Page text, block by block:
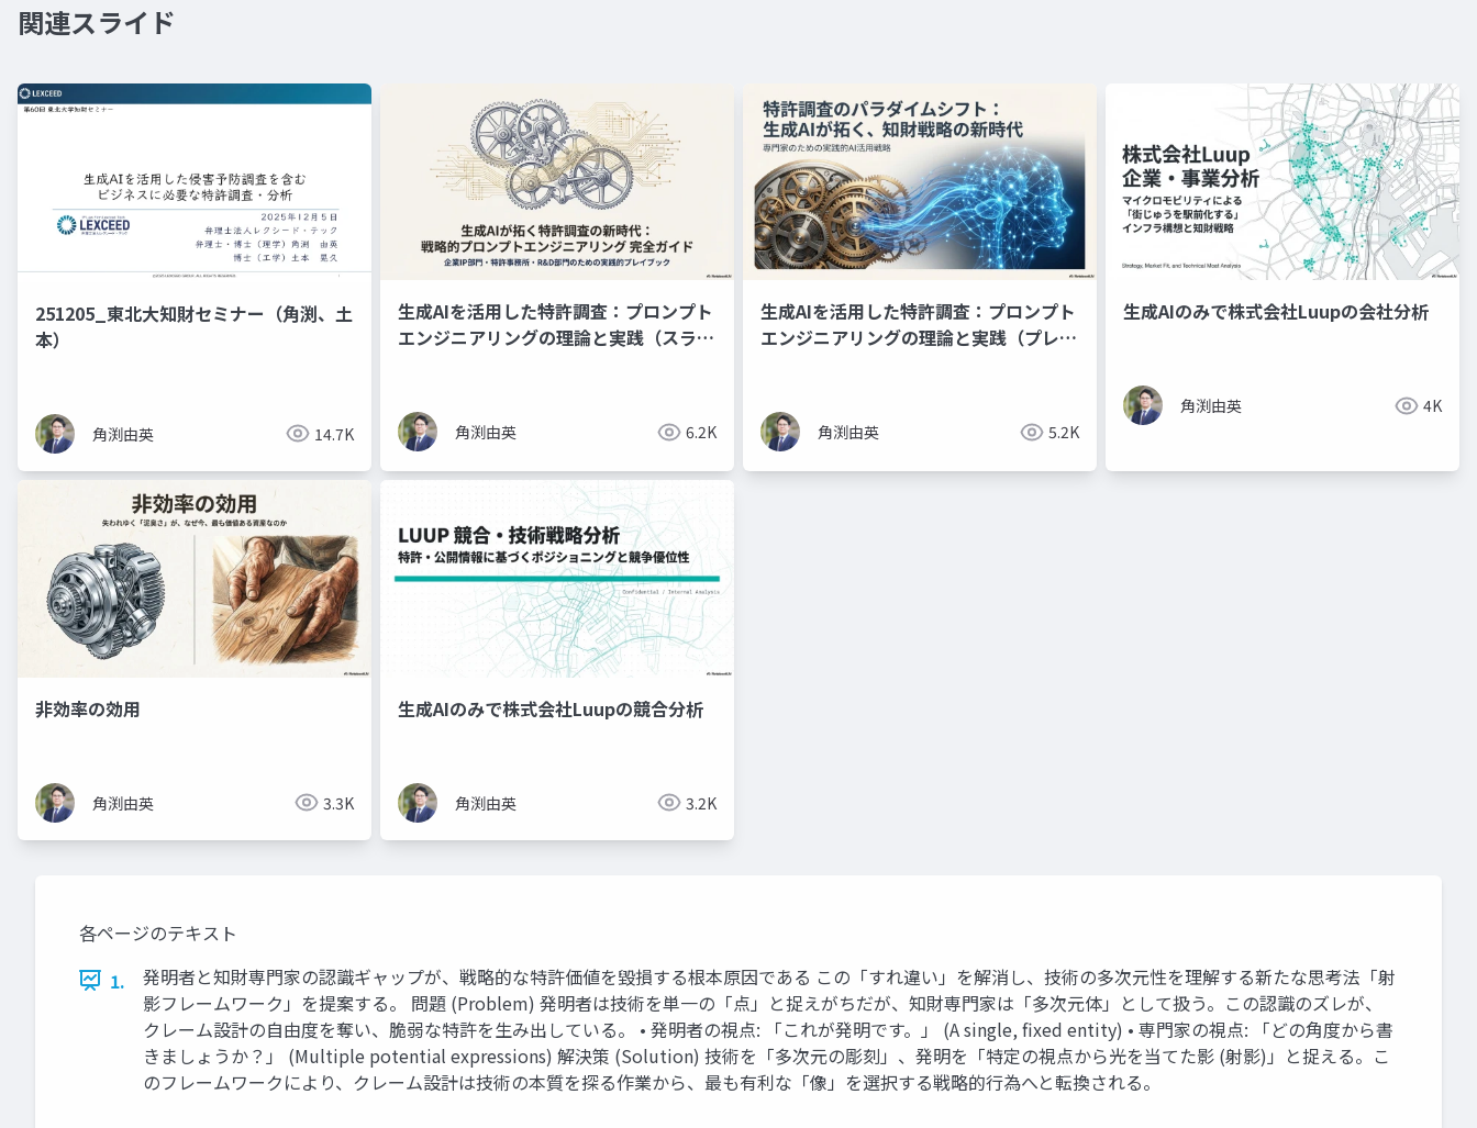
関連スライド
251205_東北大知財セミナー（角渕、土
本）
角渕由英 14.7K
生成AIを活用した特許調査：プロンプト
エンジニアリングの理論と実践（スライ
角渕由英 6.2K
生成AIを活用した特許調査：プロンプト
エンジニアリングの理論と実践（プレゼ
角渕由英 5.2K
生成AIのみで株式会社Luupの会社分析
角渕由英 4K
非効率の効用
角渕由英 3.3K
生成AIのみで株式会社Luupの競合分析
角渕由英 3.2K
各ページのテキスト
1.
発明者と知財専門家の認識ギャップが、戦略的な特許価値を毀損する根本原因である この「すれ違い」を解消し、技術の多次元性を理解する新たな思考法「射
影フレームワーク」を提案する。 問題 (Problem) 発明者は技術を単一の「点」と捉えがちだが、知財専門家は「多次元体」として扱う。この認識のズレが、
クレーム設計の自由度を奪い、脆弱な特許を生み出している。 • 発明者の視点: 「これが発明です。」 (A single, fixed entity) • 専門家の視点: 「どの角度から書
きましょうか？」 (Multiple potential expressions) 解決策 (Solution) 技術を「多次元の彫刻」、発明を「特定の視点から光を当てた影 (射影)」と捉える。こ
のフレームワークにより、クレーム設計は技術の本質を探る作業から、最も有利な「像」を選択する戦略的行為へと転換される。